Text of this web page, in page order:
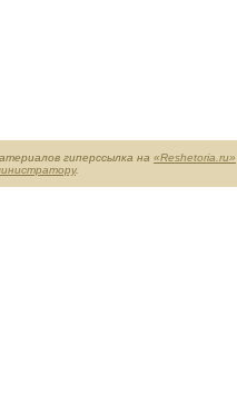
гиперссылка на «Reshetoria.ru»
.